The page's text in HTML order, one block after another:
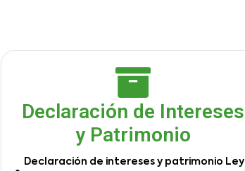
Declaración de Intereses
y Patrimonio
Declaración de intereses y patrimonio Ley